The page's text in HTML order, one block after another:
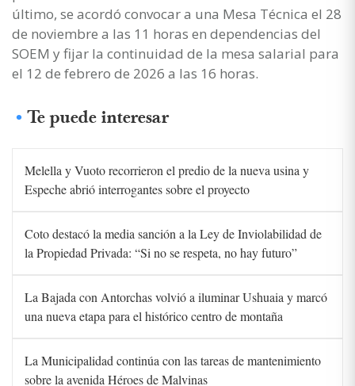
último, se acordó convocar a una Mesa Técnica el 28
de noviembre a las 11 horas en dependencias del
SOEM y fijar la continuidad de la mesa salarial para
el 12 de febrero de 2026 a las 16 horas.
Te puede interesar
Melella y Vuoto recorrieron el predio de la nueva usina y
Espeche abrió interrogantes sobre el proyecto
Coto destacó la media sanción a la Ley de Inviolabilidad de
la Propiedad Privada: “Si no se respeta, no hay futuro”
La Bajada con Antorchas volvió a iluminar Ushuaia y marcó
una nueva etapa para el histórico centro de montaña
La Municipalidad continúa con las tareas de mantenimiento
sobre la avenida Héroes de Malvinas